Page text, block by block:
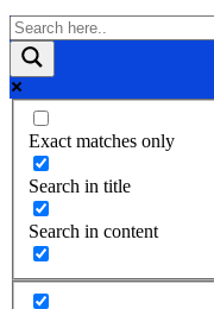
Exact matches only
Search in title
Search in content